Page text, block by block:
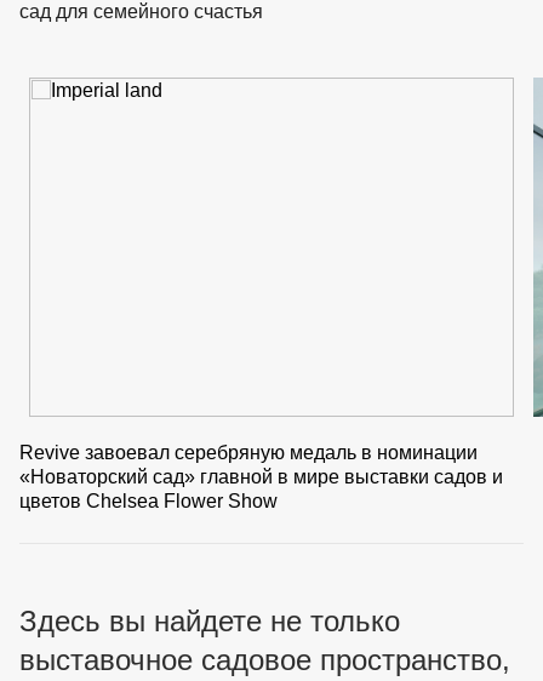
Sale Новинки Акции
сад для семейного счастья
Revive завоевал серебряную медаль в номинации
«Новаторский сад» главной в мире выставки садов и
цветов Chelsea Flower Show
Здесь вы найдете не только
выставочное садовое пространство,